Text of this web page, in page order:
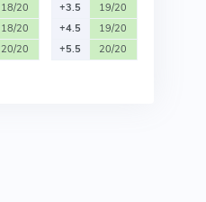
18/20
18/20
20/20
+3.5
19/20
+4.5
19/20
+5.5
20/20